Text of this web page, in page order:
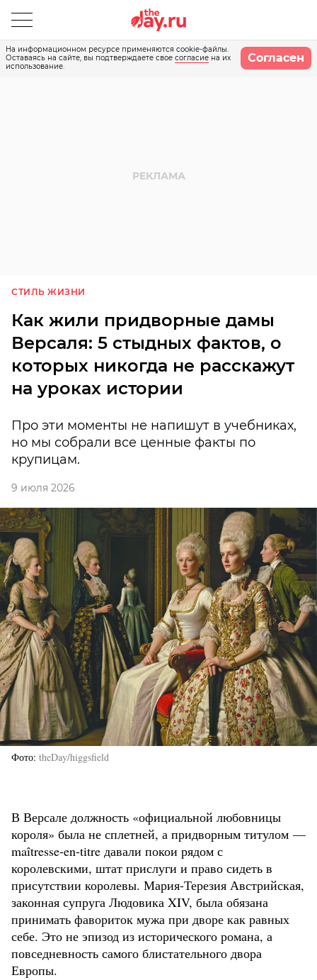
На информационном ресурсе применяются cookie-файлы.
Оставаясь на сайте, вы подтверждаете свое согласие на их
использование.
Согласен
СТИЛЬ ЖИЗНИ
Как жили придворные дамы
Версаля: 5 стыдных фактов, о
которых никогда не расскажут
на уроках истории
Про эти моменты не напишут в учебниках,
но мы собрали все ценные факты по
крупицам.
9 июля 2026
Фото theDay/higgsfield
В Версале должность «официальной любовницы
короля» была не сплетней, а придворным титулом —
maîtresse-en-titre давали покои рядом с
королевскими, штат прислуги и право сидеть в
присутствии королевы. Мария-Терезия Австрийская,
законная супруга Людовика XIV, была обязана
принимать фавориток мужа при дворе как равных
себе. Это не эпизод из исторического романа, а
повседневность самого блистательного двора
Европы.